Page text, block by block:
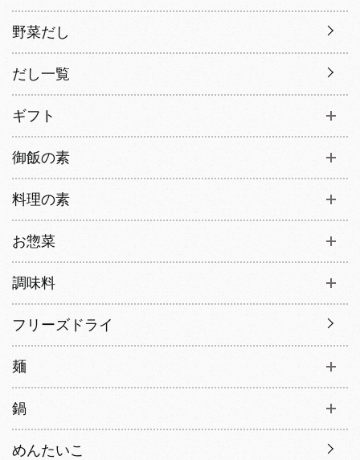
野菜だし
だし一覧
ギフト
御飯の素
料理の素
お惣菜
調味料
フリーズドライ
麺
鍋
めんたいこ